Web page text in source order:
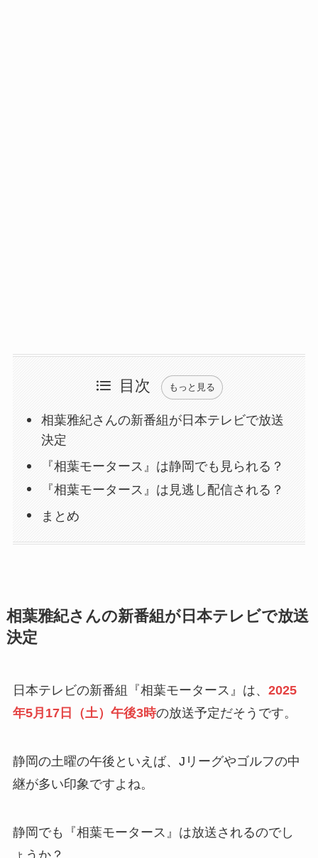
目次 もっと見る
相葉雅紀さんの新番組が日本テレビで放送
決定
『相葉モータース』は静岡でも見られる？
『相葉モータース』は見逃し配信される？
まとめ
相葉雅紀さんの新番組が日本テレビで放送
決定
日本テレビの新番組『相葉モータース』は、 2025
年5月17日（土）午後3時の放送予定だそうです。
静岡の土曜の午後といえば、Jリーグやゴルフの中
継が多い印象ですよね。
静岡でも『相葉モータース』は放送されるのでし
ょうか？